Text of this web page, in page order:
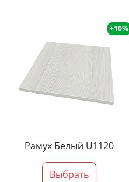
+10%
Рамух Белый U1120
Выбрать